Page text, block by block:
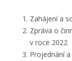
Zahájení a
Zpráva o
v roce 2022
Projednání